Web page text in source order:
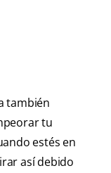
también
tu
estés en
así debido